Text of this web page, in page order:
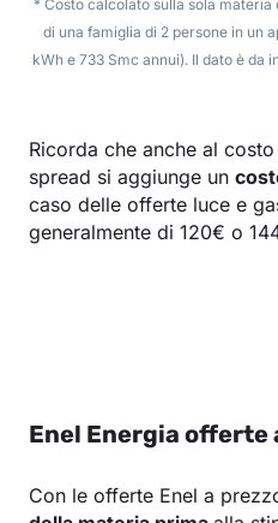
* Costo calcolato sulla sola
di una famiglia di 2 persone in un
kWh e 733 Smc annui). Il dato è da
Ricorda che anche al
spread si aggiunge un
caso delle offerte luce e
generalmente di 120€ o
Enel Energia offerte
Con le offerte Enel a